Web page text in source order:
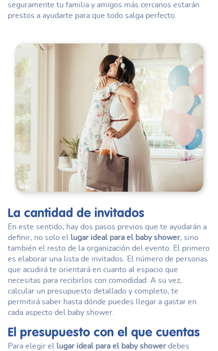
seguramente tu familia y amigos más cercanos estarán
prestos a ayudarte para que todo salga perfecto.
La cantidad de invitados
En este sentido, hay dos pasos previos que te ayudarán a
definir, no solo el lugar ideal para el baby shower, sino
también el resto de la organización del evento. El primero
es elaborar una lista de invitados. El número de personas
que acudirá te orientará en cuanto al espacio que
necesitas para recibirlos con comodidad. A su vez,
calcular un presupuesto detallado y completo, te
permitirá saber hasta dónde puedes llegar a gastar en
cada aspecto del baby shower.
El presupuesto con el que cuentas
Para elegir el lugar ideal para el baby shower debes